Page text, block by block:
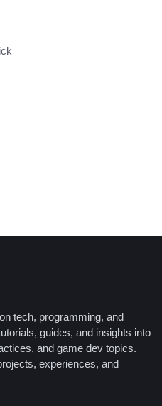
tech, programming, and
guides, and insights into
and game dev topics.
experiences, and